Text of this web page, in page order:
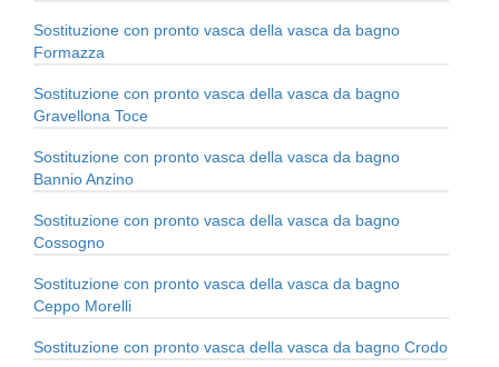
Sostituzione con pronto vasca della vasca da bagno
Formazza
Sostituzione con pronto vasca della vasca da bagno
Gravellona Toce
Sostituzione con pronto vasca della vasca da bagno
Bannio Anzino
Sostituzione con pronto vasca della vasca da bagno
Cossogno
Sostituzione con pronto vasca della vasca da bagno
Ceppo Morelli
Sostituzione con pronto vasca della vasca da bagno Crodo